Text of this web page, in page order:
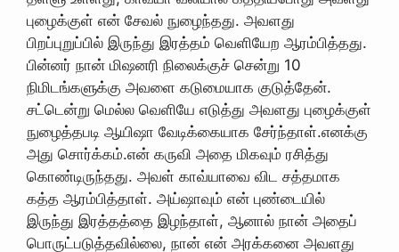
புழைக்குள் என் சேவல் நுழைந்தது. அவளது
பிறப்புறுப்பில் இருந்து இரத்தம் வெளியேற ஆரம்பித்தது.
பின்னர் நான் மிஷனரி நிலைக்குச் சென்று 10
நிமிடங்களுக்கு அவளை கடுமையாக குடுத்தேன்.
சட்டென்று மெல்ல வெளியே எடுத்து அவளது புழைக்குள்
நுழைத்தபடி ஆயிஷா வேடிக்கையாக சேர்ந்தாள்.எனக்கு
அது சொர்க்கம்.என் கருவி அதை மிகவும் ரசித்து
கொண்டிருந்தது. அவள் காவ்யாவை விட சத்தமாக
கத்த ஆரம்பித்தாள். அய்ஷாவும் என் புண்டையில்
இருந்து இரத்தத்தை இழந்தாள், ஆனால் நான் அதைப்
பொருட்படுத்தவில்லை, நான் என் அரக்கனை அவளது